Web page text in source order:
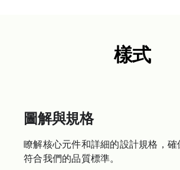
樣式
圖解與規格
瞭解核心元件和詳細的設計規格，
符合我們的品質標準。